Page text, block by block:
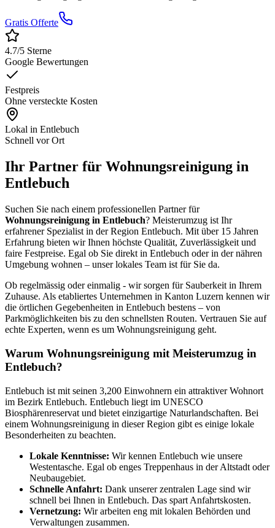
Gratis Offerte
4.7/5 Sterne
Google Bewertungen
Festpreis
Ohne versteckte Kosten
Lokal in Entlebuch
Schnell vor Ort
Ihr Partner für Wohnungsreinigung in
Entlebuch
Suchen Sie nach einem professionellen Partner für
Wohnungsreinigung in Entlebuch? Meisterumzug ist Ihr
erfahrener Spezialist in der Region Entlebuch. Mit über 15 Jahren
Erfahrung bieten wir Ihnen höchste Qualität, Zuverlässigkeit und
faire Festpreise. Egal ob Sie direkt in Entlebuch oder in der nähren
Umgebung wohnen – unser lokales Team ist für Sie da.
Ob regelmässig oder einmalig - wir sorgen für Sauberkeit in Ihrem
Zuhause. Als etabliertes Unternehmen in Kanton Luzern kennen wir
die örtlichen Gegebenheiten in Entlebuch bestens – von
Parkmöglichkeiten bis zu den schnellsten Routen. Vertrauen Sie auf
echte Experten, wenn es um Wohnungsreinigung geht.
Warum Wohnungsreinigung mit Meisterumzug in
Entlebuch?
Entlebuch ist mit seinen 3,200 Einwohnern ein attraktiver Wohnort
im Bezirk Entlebuch. Entlebuch liegt im UNESCO
Biosphärenreservat und bietet einzigartige Naturlandschaften. Bei
einem Wohnungsreinigung in dieser Region gibt es einige lokale
Besonderheiten zu beachten.
Lokale Kenntnisse: Wir kennen Entlebuch wie unsere
Westentasche. Egal ob enges Treppenhaus in der Altstadt oder
Neubaugebiet.
Schnelle Anfahrt: Dank unserer zentralen Lage sind wir
schnell bei Ihnen in Entlebuch. Das spart Anfahrtskosten.
Vernetzung: Wir arbeiten eng mit lokalen Behörden und
Verwaltungen zusammen.